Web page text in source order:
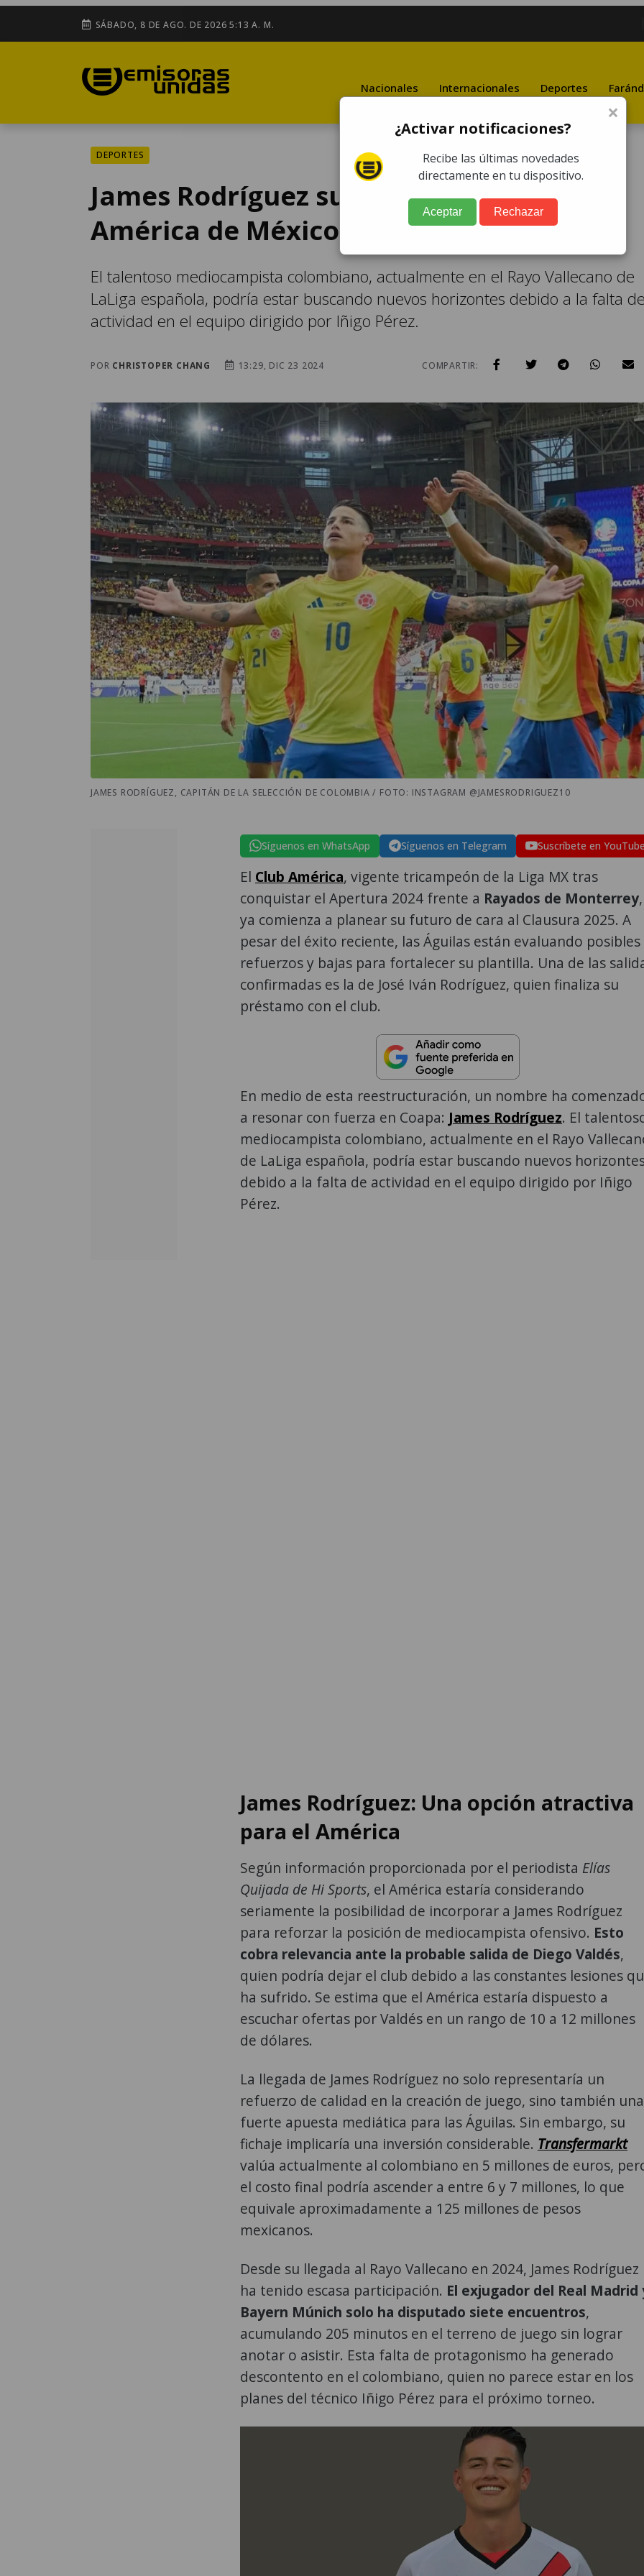
SÁBADO, 8 DE AGO. DE 2026 5:13 A. M.
Nacionales Internacionales Deportes
DEPORTES
James Rodríguez suena para reforzar al
América de México
El talentoso mediocampista colombiano, actualmente en el Rayo Vallecano de
LaLiga española, podría estar buscando nuevos horizontes debido a la falta
actividad en el equipo dirigido por Iñigo Pérez.
POR CHRISTOPER CHANG 13:29, DIC 23 2024 COMPARTIR:
JAMES RODRÍGUEZ, CAPITÁN DE LA SELECCIÓN DE COLOMBIA / FOTO: INSTAGRAM @JAMESRODRIGUEZ10
Síguenos en WhatsApp Síguenos en Telegram Suscríbete en
El Club América, vigente tricampeón de la Liga MX tras
conquistar el Apertura 2024 frente a Rayados de Monterrey,
ya comienza a planear su futuro de cara al Clausura 2025. A
pesar del éxito reciente, las Águilas están evaluando posibles
refuerzos y bajas para fortalecer su plantilla. Una de las
confirmadas es la de José Iván Rodríguez, quien finaliza su
préstamo con el club.
En medio de esta reestructuración, un nombre ha
a resonar con fuerza en Coapa: James Rodríguez. El
mediocampista colombiano, actualmente en el Rayo
de LaLiga española, podría estar buscando nuevos
debido a la falta de actividad en el equipo dirigido por Iñigo
Pérez.
James Rodríguez: Una opción atractiva
para el América
Según información proporcionada por el periodista Elías
Quijada de Hi Sports, el América estaría considerando
seriamente la posibilidad de incorporar a James Rodríguez
para reforzar la posición de mediocampista ofensivo. Esto
cobra relevancia ante la probable salida de Diego Valdés,
quien podría dejar el club debido a las constantes lesiones
ha sufrido. Se estima que el América estaría dispuesto a
escuchar ofertas por Valdés en un rango de 10 a 12 millones
de dólares.
La llegada de James Rodríguez no solo representaría un
refuerzo de calidad en la creación de juego, sino también una
fuerte apuesta mediática para las Águilas. Sin embargo, su
fichaje implicaría una inversión considerable. Transfermarkt
valúa actualmente al colombiano en 5 millones de euros,
el costo final podría ascender a entre 6 y 7 millones, lo que
equivale aproximadamente a 125 millones de pesos
mexicanos.
Desde su llegada al Rayo Vallecano en 2024, James Rodríguez
ha tenido escasa participación. El exjugador del Real Madrid
Bayern Múnich solo ha disputado siete encuentros,
acumulando 205 minutos en el terreno de juego sin lograr
anotar o asistir. Esta falta de protagonismo ha generado
descontento en el colombiano, quien no parece estar en los
planes del técnico Iñigo Pérez para el próximo torneo.
×
¿Activar notificaciones?
Recibe las últimas novedades
directamente en tu dispositivo.
Aceptar Rechazar